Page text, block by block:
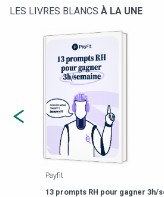
LES LIVRES BLANCS À LA UNE
Payfit
13 prompts RH pour gagner 3h/